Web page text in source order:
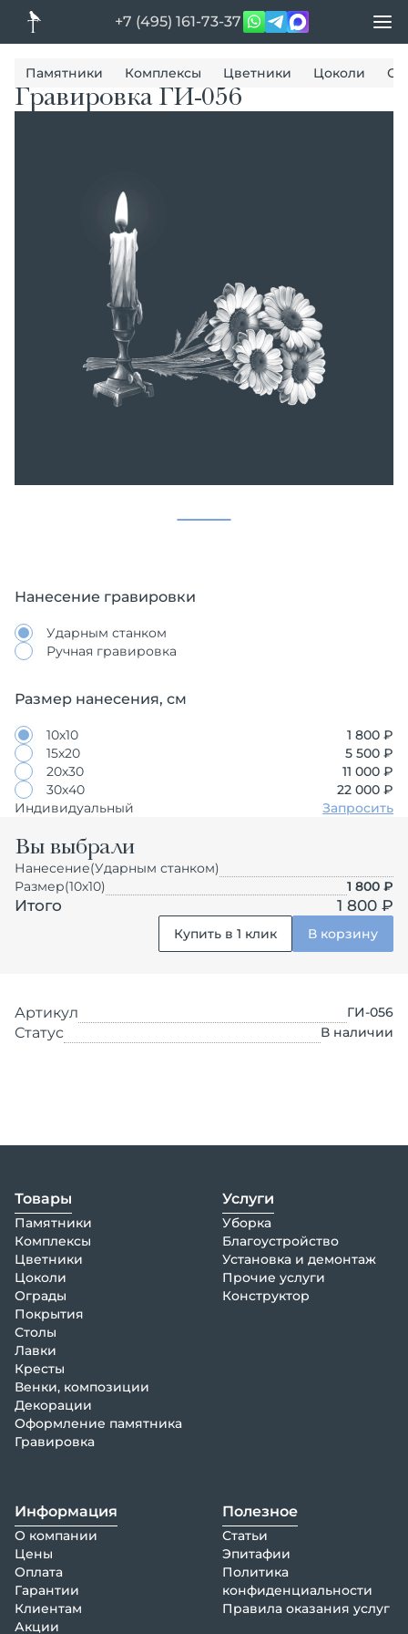
+7 (495) 161-73-37
Памятники Комплексы Цветники Цоколи
Гравировка ГИ-056
Нанесение гравировки
Ударным станком
Ручная гравировка
Размер нанесения, см
10х10
1 800 ₽
15х20
5 500 ₽
20х30
11 000 ₽
30х40
22 000 ₽
Индивидуальный
Запросить
Вы выбрали
Нанесение(Ударным станком)
Размер(10х10) 1 800 ₽
Итого 1 800 ₽
Купить в 1 клик В корзину
Артикул ГИ-056
Статус В наличии
Товары
Памятники
Комплексы
Цветники
Цоколи
Ограды
Покрытия
Столы
Лавки
Кресты
Венки, композиции
Декорации
Оформление памятника
Гравировка
Услуги
Уборка
Благоустройство
Установка и демонтаж
Прочие услуги
Конструктор
Информация
О компании
Цены
Оплата
Гарантии
Клиентам
Акции
Полезное
Статьи
Эпитафии
Политика
конфиденциальности
Правила оказания услуг